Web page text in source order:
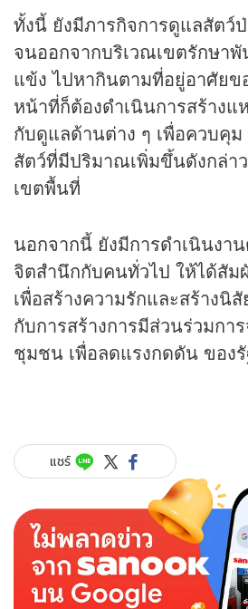
ทั้งนี้ ยังมีภารกิจการดูแลสัตว์
จนออกจากบริเวณเขตรักษา
แข้ง ไปหากินตามที่อยู่อาศัยข
หน้าที่ก็ต้องดำเนินการสร้างแ
กับดูแลด้านต่าง ๆ เพื่อควบคุ
สัตว์ที่มีปริมาณเพิ่มขึ้นดังกล่า
เขตพื้นที่
นอกจากนี้ ยังมีการดำเนินงา
จิตสำนึกกับคนทั่วไป ให้ได้สัม
เพื่อสร้างความรักและสร้างนิ
กับการสร้างการมีส่วนร่วมกา
ชุมชน เพื่อลดแรงกดดัน ของ
แชร์